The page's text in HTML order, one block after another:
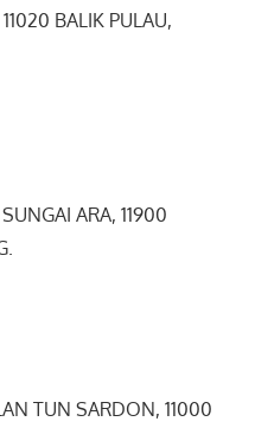
BALIK PULAU,
ARA, 11900
TUN SARDON, 11000